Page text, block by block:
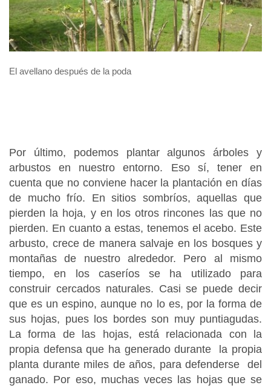
El avellano después de la poda
Por último, podemos plantar algunos árboles y
arbustos en nuestro entorno. Eso sí, tener en
cuenta que no conviene hacer la plantación en días
de mucho frío. En sitios sombríos, aquellas que
pierden la hoja, y en los otros rincones las que no
pierden. En cuanto a estas, tenemos el acebo. Este
arbusto, crece de manera salvaje en los bosques y
montañas de nuestro alrededor. Pero al mismo
tiempo, en los caseríos se ha utilizado para
construir cercados naturales. Casi se puede decir
que es un espino, aunque no lo es, por la forma de
sus hojas, pues los bordes son muy puntiagudas.
La forma de las hojas, está relacionada con la
propia defensa que ha generado durante la propia
planta durante miles de años, para defenderse del
ganado. Por eso, muchas veces las hojas que se